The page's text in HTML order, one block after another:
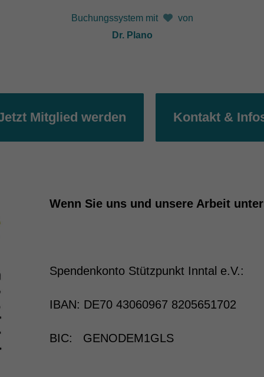
Buchungssystem mit
von
Dr. Plano
Mitglied werden Kontakt &
Wenn Sie uns und unsere Arbeit
Spendenkonto Stützpunkt Inntal e.V.:
IBAN: DE70 43060967 8205651702
BIC: GENODEM1GLS
manuellen Einwilligung mehr.
Cookie-Informationen anzeigen